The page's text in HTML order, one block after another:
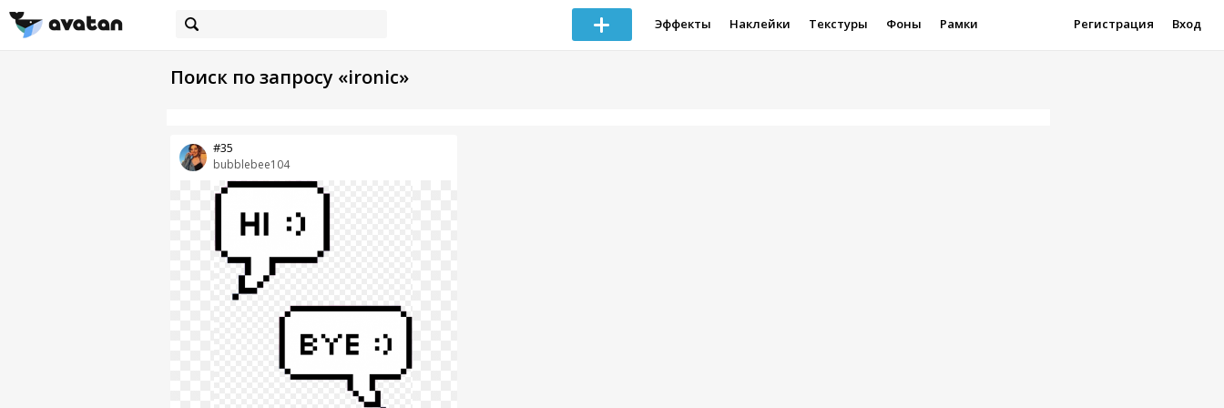
Эффекты Наклейки Текстуры Фоны Рамки Регистрация Вход
Поиск по запросу «ironic»
bubblebee104
#35